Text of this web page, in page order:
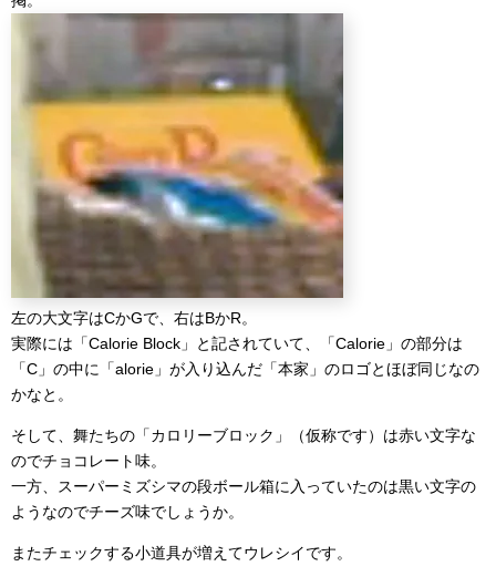
左の大文字はCかGで、右はBかR。
実際には「Calorie Block」と記されていて、「Calorie」の部分は
「C」の中に「alorie」が入り込んだ「本家」のロゴとほぼ同じなの
かなと。
そして、舞たちの「カロリーブロック」（仮称です）は赤い文字な
のでチョコレート味。
一方、スーパーミズシマの段ボール箱に入っていたのは黒い文字の
ようなのでチーズ味でしょうか。
またチェックする小道具が増えてウレシイです。